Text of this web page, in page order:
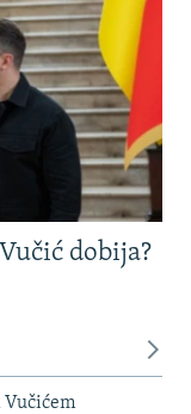
dobija?
Vučićem